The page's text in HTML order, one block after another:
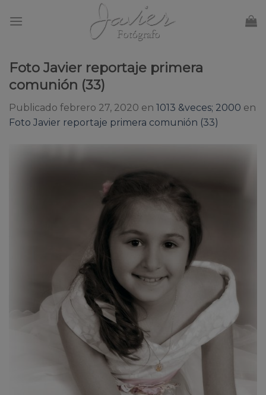
Foto Javier reportaje primera
comunión (33)
Publicado febrero 27, 2020 en 1013 &veces; 2000 en
Foto Javier reportaje primera comunión (33)